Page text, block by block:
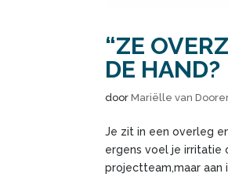
“ZE
DE HAND?
doorMariëlle van
Je zit in een overleg
ergens voel je irritatie
projectteam,maar aan